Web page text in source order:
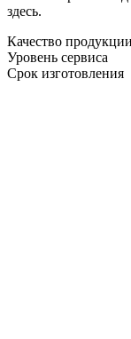
здесь.
Качество продукции
Уровень сервиса
Срок изготовления